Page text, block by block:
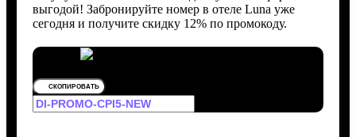
выгодой! Забронируйте номер в отеле Luna уже
сегодня и получите скидку 12% по промокоду.
СКОПИРОВАТЬ